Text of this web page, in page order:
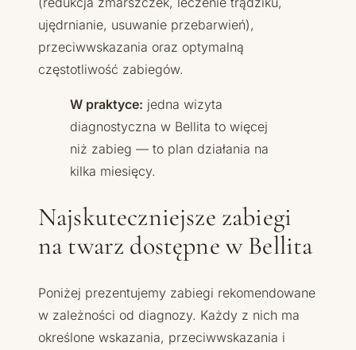
ujędrnianie, usuwanie przebarwień),
przeciwwskazania oraz optymalną
częstotliwość zabiegów.
W praktyce: jedna wizyta
diagnostyczna w Bellita to więcej
niż zabieg — to plan działania na
kilka miesięcy.
Najskuteczniejsze zabiegi
na twarz dostępne w Bellita
Poniżej prezentujemy zabiegi rekomendowane
w zależności od diagnozy. Każdy z nich ma
określone wskazania, przeciwwskazania i